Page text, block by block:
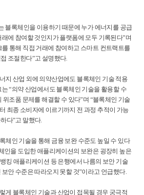
블록체인을 이용하기 때문에 누가 에너지를 공급
에 참여할 것인지가 플랫폼에 모두 기록된다”며
통해 직접 거래에 참여하고 스마트 컨트랙트를
조절한다”고 설명했다.
지 산업 외에 의약산업에도 블록체인 기술 적용
“의약 산업에서도 블록체인 기술을 활용할 수
위조품 문제를 해결할 수 있다”며 “블록체인 기술
최종 소비자에 이르기까지 전 과정 추적이 가능
다”고 말했다.
체인 기술을 통해 금융 보완 수준도 높일 수 있다
인을 도입한 애플리케이션의 보완은 굉장히 높은
킹 애플리케이션 등 은행에서 나름의 보안 기술
안 수준은 따라오지 못할 것”이라고 언급했다.
게 블록체인 기술과 산업이 접목될 경우 궁극적